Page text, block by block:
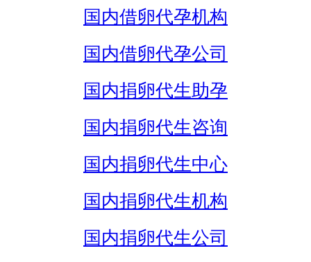
国内借卵代孕机构
国内借卵代孕公司
国内捐卵代生助孕
国内捐卵代生咨询
国内捐卵代生中心
国内捐卵代生机构
国内捐卵代生公司